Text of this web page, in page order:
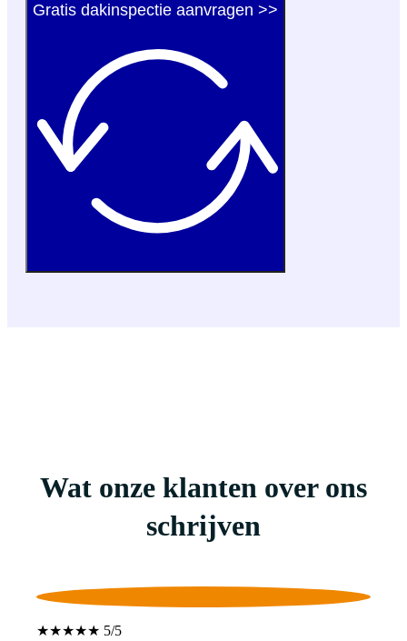
Gratis dakinspectie aanvragen >>
Wat onze klanten over ons
schrijven
★★★★★ 5/5